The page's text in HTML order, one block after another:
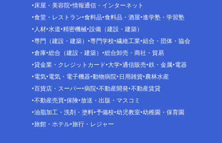
床屋・美容院 情報通信・インターネット
食堂・レストラン 食料品 食料品・酒屋 進学塾・学習塾
人材 水道 精密機械 設備（建設・建築）
専門（建設・建築）
専門学校 繊維工業 組合・団体・協会
倉庫 総合（建設・建築）
総合卸売・商社・貿易
貸金業・クレジットカード 大学 通信販売 鉄・金属 電器
電気 電気・電子機器 動物病院 日用雑貨 農林水産
百貨店・スーパー 病院 不動産開発 不動産賃貸
不動産売買 保険 放送・出版・マスコミ
油脂加工・洗剤・塗料 予備校 幼児教室 幼稚園・保育園
旅館・ホテル 旅行・レジャー